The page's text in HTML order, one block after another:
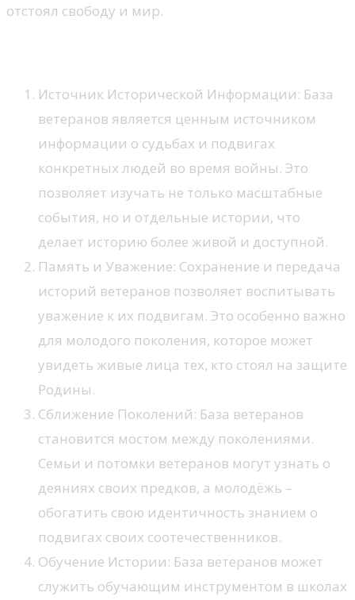
отстоял свободу и мир.
Источник Исторической Информации: База
ветеранов является ценным источником
информации о судьбах и подвигах
конкретных людей во время войны. Это
позволяет изучать не только масштабные
события, но и отдельные истории, что
делает историю более живой и доступной.
Память и Уважение: Сохранение и передача
историй ветеранов позволяет воспитывать
уважение к их подвигам. Это особенно важно
для молодого поколения, которое может
увидеть живые лица тех, кто стоял на защите
Родины.
Сближение Поколений: База ветеранов
становится мостом между поколениями.
Семьи и потомки ветеранов могут узнать о
деяниях своих предков, а молодёжь –
обогатить свою идентичность знанием о
подвигах своих соотечественников.
Обучение Истории: База ветеранов может
служить обучающим инструментом в школах